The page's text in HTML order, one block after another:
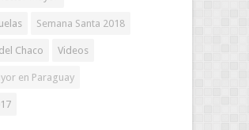
Semana Santa 2018
Chaco Videos
en Paraguay